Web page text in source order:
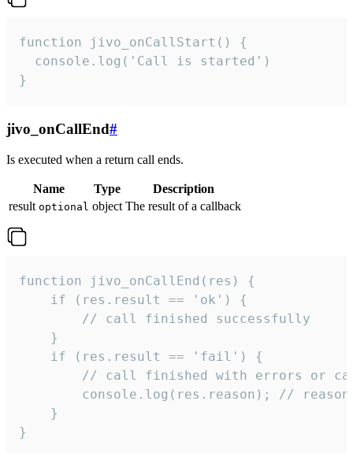
function jivo_onCallStart() {
  console.log('Call is started')
}
jivo_onCallEnd#
Is executed when a return call ends.
Name Type
Description
result optional object The result of a callback
function jivo_onCallEnd(res) {
    if (res.result == 'ok') {
        // call finished successfully
    }
    if (res.result == 'fail') {
// call finished with errors or
console.log(res.reason); //
    }
}